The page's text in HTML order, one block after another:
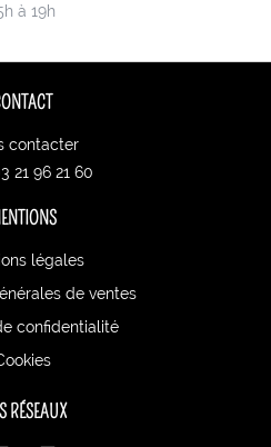
à 19h
contacter
21 96 21 60
légales
de ventes
confidentialité
RÉSEAUX